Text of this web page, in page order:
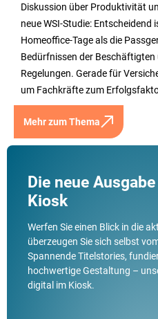
Diskussion über Produktivität
neue WSI-Studie: Entscheidend
Homeoffice-Tage als die
Bedürfnissen der Beschäftigten
Regelungen. Gerade für
um Fachkräfte zum
Mehr zum Thema
Die neue
Kiosk
Werfen Sie einen Blick in die
überzeugen Sie sich selbst
Spannende Titelstories,
hochwertige Gestaltung –
digital im Kiosk.